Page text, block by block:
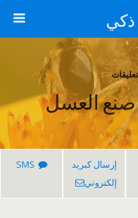
ذكي
العسل
إرسال كبريد
إلكتروني
SMS